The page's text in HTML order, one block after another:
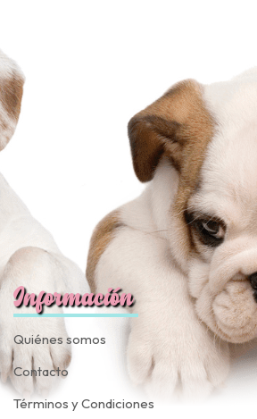
Información
Quiénes somos
Contacto
Términos y Condiciones